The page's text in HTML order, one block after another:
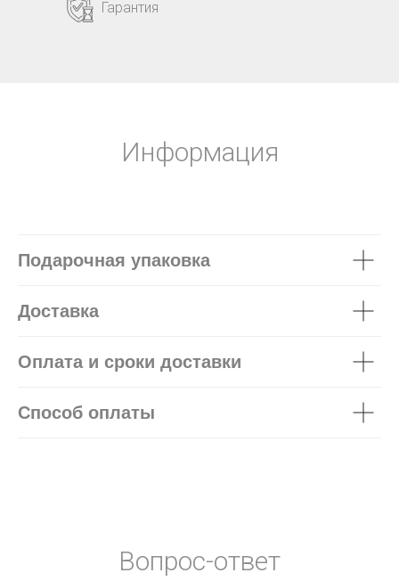
Гарантия
Информация
Подарочная упаковка
Доставка
Оплата и сроки доставки
Способ оплаты
Вопрос-ответ